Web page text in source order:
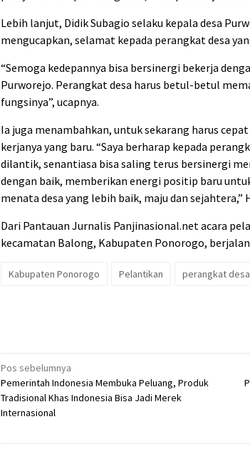
Lebih lanjut, Didik Subagio selaku kepala desa
mengucapkan, selamat kepada perangkat desa
“Semoga kedepannya bisa bersinergi bekerja
Purworejo. Perangkat desa harus betul-betul
fungsinya”, ucapnya.
Ia juga menambahkan, untuk sekarang harus
kerjanya yang baru. “Saya berharap kepada
dilantik, senantiasa bisa saling terus bersinergi
dengan baik, memberikan energi positip baru
menata desa yang lebih baik, maju dan sejahtera,”
Dari Pantauan Jurnalis Panjinasional.net acara
kecamatan Balong, Kabupaten Ponorogo, berjalan
Kabupaten Ponorogo Pelantikan perangkat desa
Navigasi
pos
Pos sebelumnya
Pemerintah Indonesia Membuka Peluang, Produk
Tradisional Khas Indonesia Bisa Jadi Merek
Internasional